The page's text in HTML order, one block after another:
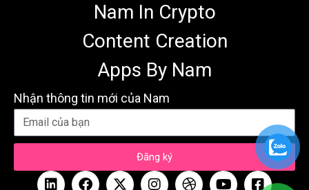
Nam In Crypto
Content Creation
Apps By Nam
Nhận thông tin mới của Nam
Đăng ký